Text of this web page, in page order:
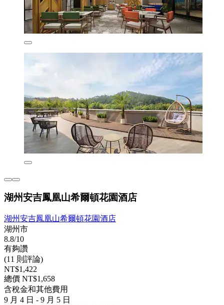
湖州安吉鳳凰山希爾頓花園酒店
湖州安吉鳳凰山希爾頓花園酒店
湖州市
8.8/10
有夠讚
(11 則評論)
NT$1,422
總價 NT$1,658
含稅金和其他費用
9 月 4 日 - 9 月 5 日